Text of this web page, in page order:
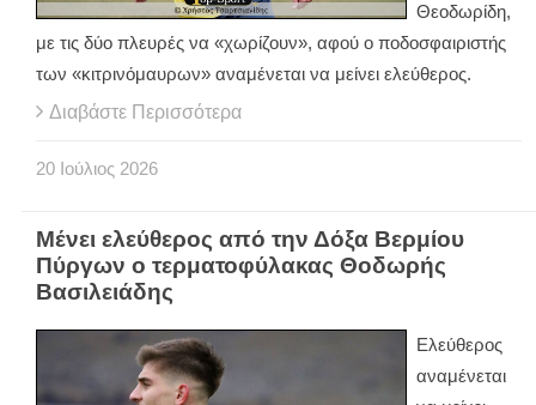
Θεοδωρίδη,
με τις δύο πλευρές να «χωρίζουν», αφού ο ποδοσφαιριστής
των «κιτρινόμαυρων» αναμένεται να μείνει ελεύθερος.
Διαβάστε Περισσότερα
20 Ιούλιος 2026
Μένει ελεύθερος από την Δόξα Βερμίου
Πύργων ο τερματοφύλακας Θοδωρής
Βασιλειάδης
Ελεύθερος
αναμένεται